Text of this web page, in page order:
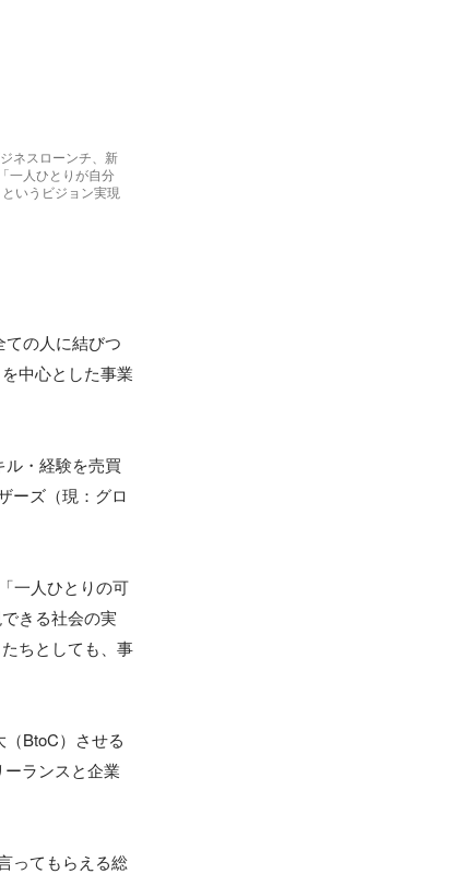
ネスローンチ、新
一人ひとりが自分
いうビジョン実現
の人に結びつ
中心とした事業
・経験を売買
ーズ（現：グロ
一人ひとりの可
きる社会の実
ちとしても、事
BtoC）させる
ランスと企業
ってもらえる総